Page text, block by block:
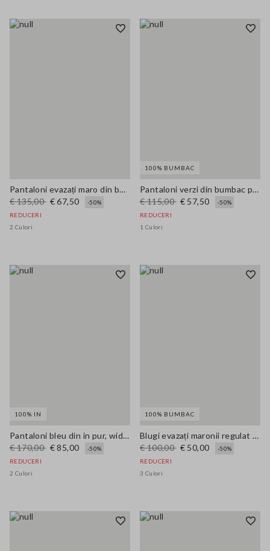
Pantaloni evazați maro din bumbac elastic
€ 135,00 € 67,50
-50%
REDUCERI
2 Culori
100% BUMBAC
Pantaloni verzi din bumbac pur cu crac larg
€ 115,00 € 57,50
-50%
REDUCERI
1 Culori
100% IN
Pantaloni bleu din in pur, wide leg
€ 170,00 € 85,00
-50%
REDUCERI
2 Culori
100% BUMBAC
Blugi evazați maronii regulat fit cu picior larg din bumbac denim pur
€ 100,00 € 50,00
-50%
REDUCERI
3 Culori